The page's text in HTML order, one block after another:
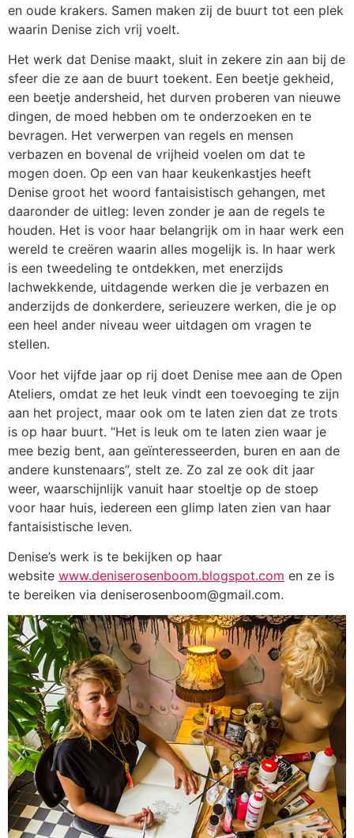
en oude krakers. Samen maken zij de buurt tot een plek
waarin Denise zich vrij voelt.
Het werk dat Denise maakt, sluit in zekere zin aan bij de
sfeer die ze aan de buurt toekent. Een beetje gekheid,
een beetje andersheid, het durven proberen van nieuwe
dingen, de moed hebben om te onderzoeken en te
bevragen. Het verwerpen van regels en mensen
verbazen en bovenal de vrijheid voelen om dat te
mogen doen. Op een van haar keukenkastjes heeft
Denise groot het woord fantaisistisch gehangen, met
daaronder de uitleg: leven zonder je aan de regels te
houden. Het is voor haar belangrijk om in haar werk een
wereld te creëren waarin alles mogelijk is. In haar werk
is een tweedeling te ontdekken, met enerzijds
lachwekkende, uitdagende werken die je verbazen en
anderzijds de donkerdere, serieuzere werken, die je op
een heel ander niveau weer uitdagen om vragen te
stellen.
Voor het vijfde jaar op rij doet Denise mee aan de Open
Ateliers, omdat ze het leuk vindt een toevoeging te zijn
aan het project, maar ook om te laten zien dat ze trots
is op haar buurt. “Het is leuk om te laten zien waar je
mee bezig bent, aan geïnteresseerden, buren en aan de
andere kunstenaars”, stelt ze. Zo zal ze ook dit jaar
weer, waarschijnlijk vanuit haar stoeltje op de stoep
voor haar huis, iedereen een glimp laten zien van haar
fantaisistische leven.
Denise’s werk is te bekijken op haar
website www.deniserosenboom.blogspot.com en ze is
te bereiken via deniserosenboom@gmail.com.